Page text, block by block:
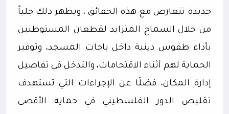
جديدة تتعارض مع هذه الحقائق ، ويظهر ذلك جلياً
من خلال السماح المتزايد لقطعان المستوطنين
بأداء طقوس دينية داخل باحات المسجد، وتوفير
الحماية لهم أثناء الاقتحامات، والتدخل في تفاصيل
إدارة المكان، فضلًا عن الإجراءات التي تستهدف
تقليص الدور الفلسطيني في حماية الأقصى